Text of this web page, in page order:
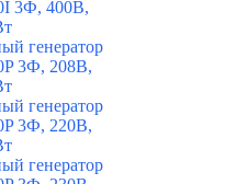
3Ф, 400В,
генератор
3Ф, 208В,
генератор
3Ф, 220В,
генератор